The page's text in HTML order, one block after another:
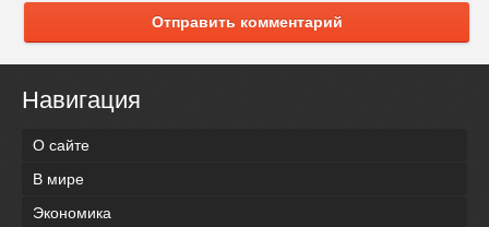
Отправить комментарий
Навигация
О сайте
В мире
Экономика